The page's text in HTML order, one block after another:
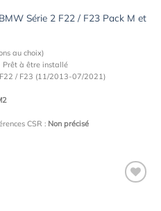
Série 2 F22 / F23 Pack M et
au choix)
Prêt à être installé
/ F23 (11/2013-07/2021)
CSR : Non précisé